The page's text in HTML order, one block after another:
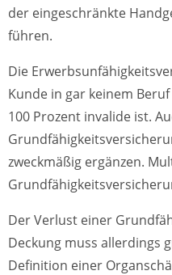
der eingeschränkte
führen.
Die
Kunde in gar keinem
100 Prozent invalide ist.
zweckmäßig ergänzen.
Der Verlust einer
Deckung muss allerdings
Definition einer